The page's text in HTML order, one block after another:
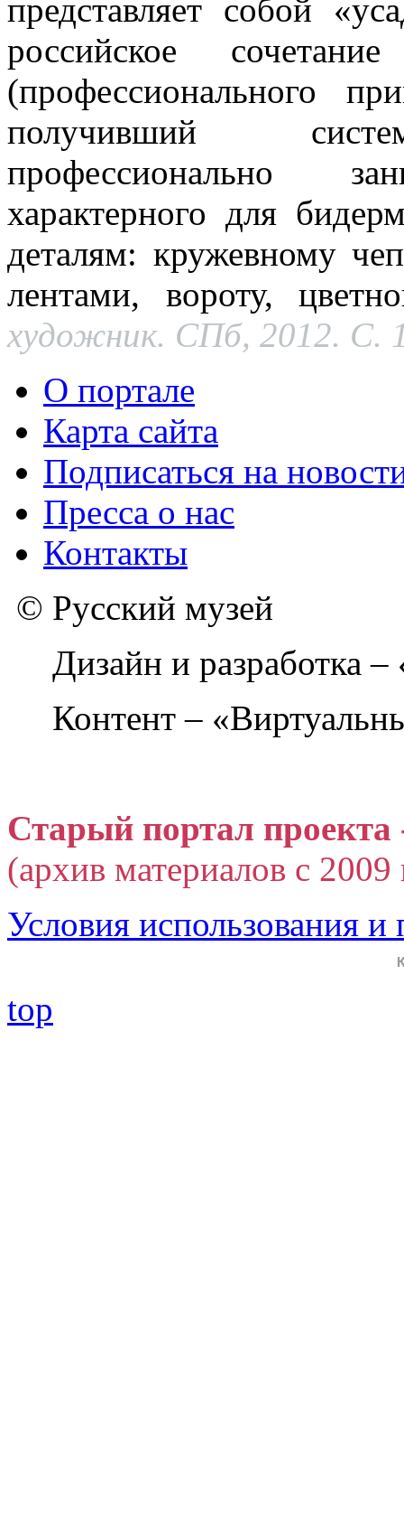
представляет собой
российское
(профессионального
получивший
профессионально
характерного для
деталям: кружевному
лентами, вороту,
художник. СПб, 2012. С.
О портале
Карта сайта
Подписаться на
Пресса о нас
Контакты
© Русский музей
Дизайн и разработка
Контент –
Старый портал
(архив материалов с
Условия использования
top